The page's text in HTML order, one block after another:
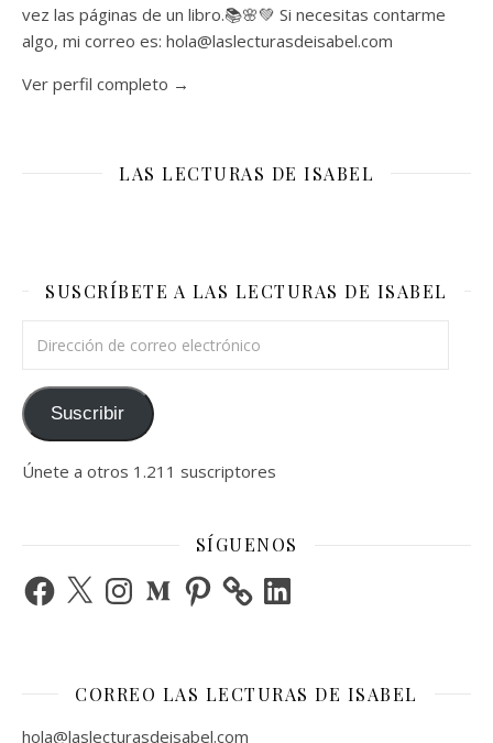
vez las páginas de un libro.📚🌸💚 Si necesitas contarme
algo, mi correo es: hola@laslecturasdeisabel.com
Ver perfil completo →
LAS LECTURAS DE ISABEL
SUSCRÍBETE A LAS LECTURAS DE ISABEL
Suscribir
Únete a otros 1.211 suscriptores
SÍGUENOS
Facebook
X InstagramMediumPinterest LinkedIn
CORREO LAS LECTURAS DE ISABEL
hola@laslecturasdeisabel.com